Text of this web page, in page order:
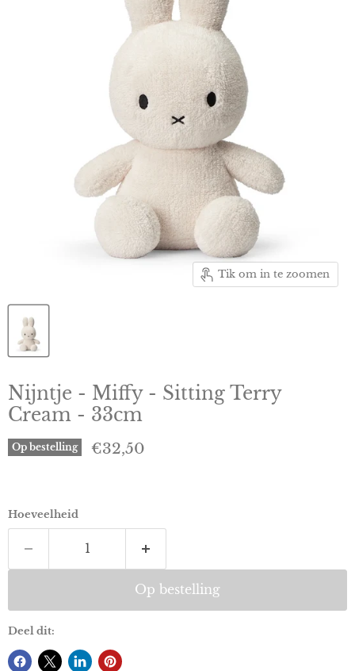
Tik om in te zoomen
Nijntje - Miffy - Sitting Terry
Cream - 33cm
Op bestelling Huidige prijs
€32,50
Hoeveelheid
Op bestelling
Deel dit: